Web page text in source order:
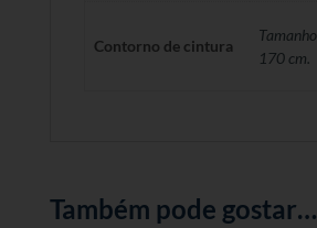
Contorno de cintura
170 cm.
Também pode gostar…